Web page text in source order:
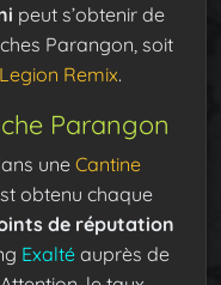
peut s’obtenir de
Parangon, soit
Legion Remix.
Parangon
une Cantine
obtenu chaque
de réputation
Exalté auprès de